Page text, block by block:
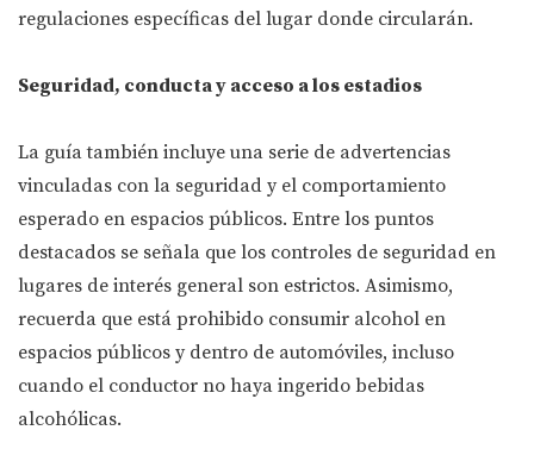
regulaciones específicas del lugar donde circularán.
Seguridad, conducta y acceso a los estadios
La guía también incluye una serie de advertencias
vinculadas con la seguridad y el comportamiento
esperado en espacios públicos. Entre los puntos
destacados se señala que los controles de seguridad en
lugares de interés general son estrictos. Asimismo,
recuerda que está prohibido consumir alcohol en
espacios públicos y dentro de automóviles, incluso
cuando el conductor no haya ingerido bebidas
alcohólicas.